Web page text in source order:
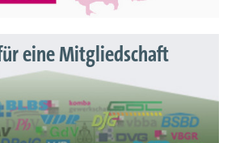
eine Mitgliedschaft